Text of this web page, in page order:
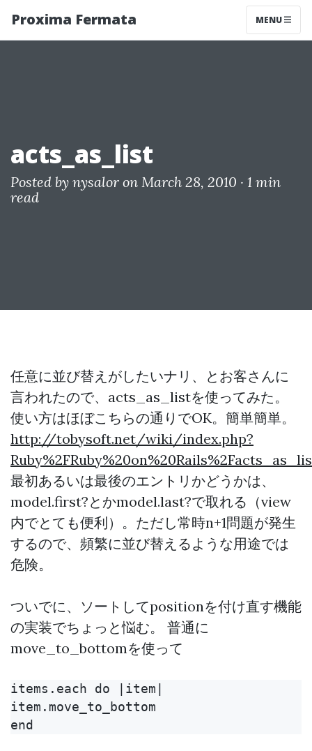
Proxima Fermata MENU
acts_as_list
Posted by nysalor on March 28, 2010 · 1 min
read
任意に並び替えがしたいナリ、とお客さんに
言われたので、acts_as_listを使ってみた。
使い方はほぼこちらの通りでOK。簡単簡単。
http://tobysoft.net/wiki/index.php?
最初あるいは最後のエントリかどうかは、
model.first?とかmodel.last?で取れる（view
内でとても便利）。ただし常時n+1問題が発生
するので、頻繁に並び替えるような用途では
危険。
ついでに、ソートしてpositionを付け直す機能
の実装でちょっと悩む。 普通に
move_to_bottomを使って
items.each do |item|
item.move_to_bottom